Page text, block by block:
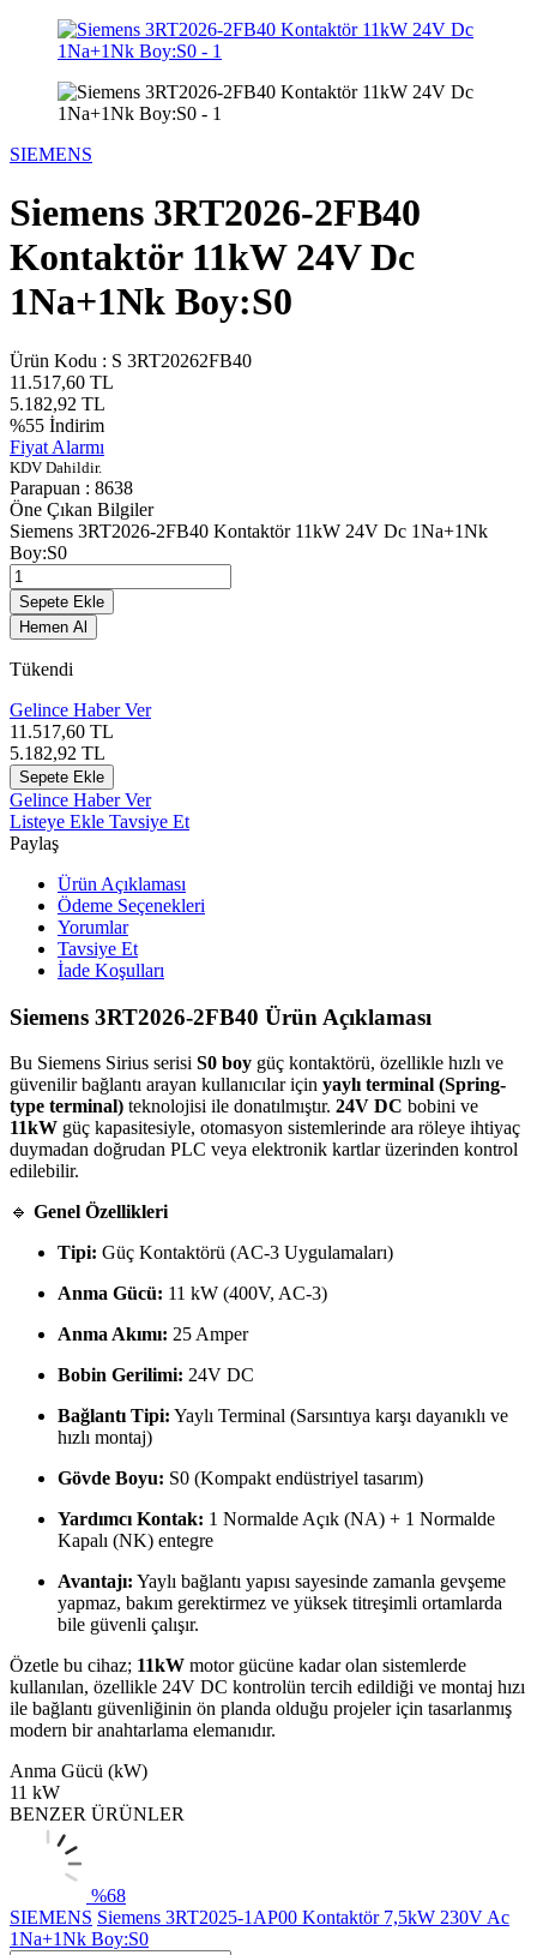
SIEMENS
Siemens 3RT2026-2FB40
Kontaktör 11kW 24V Dc
1Na+1Nk Boy:S0
Ürün Kodu : S 3RT20262FB40
11.517,60 TL
5.182,92 TL
%55 İndirim
Fiyat Alarmı
KDV Dahildir.
Parapuan : 8638
Öne Çıkan Bilgiler
Siemens 3RT2026-2FB40 Kontaktör 11kW 24V Dc 1Na+1Nk
Boy:S0
Sepete Ekle
Hemen Al
Tükendi
Gelince Haber Ver
11.517,60 TL
5.182,92 TL
Sepete Ekle
Gelince Haber Ver
Listeye Ekle Tavsiye Et
Paylaş
Ürün Açıklaması
Ödeme Seçenekleri
Yorumlar
Tavsiye Et
İade Koşulları
Siemens 3RT2026-2FB40 Ürün Açıklaması
Bu Siemens Sirius serisi S0 boy güç kontaktörü, özellikle hızlı ve
güvenilir bağlantı arayan kullanıcılar için yaylı terminal (Spring-
type terminal) teknolojisi ile donatılmıştır. 24V DC bobini ve
11kW güç kapasitesiyle, otomasyon sistemlerinde ara röleye ihtiyaç
duymadan doğrudan PLC veya elektronik kartlar üzerinden kontrol
edilebilir.
🔹 Genel Özellikleri
Tipi: Güç Kontaktörü (AC-3 Uygulamaları)
Anma Gücü: 11 kW (400V, AC-3)
Anma Akımı: 25 Amper
Bobin Gerilimi: 24V DC
Bağlantı Tipi: Yaylı Terminal (Sarsıntıya karşı dayanıklı ve
hızlı montaj)
Gövde Boyu: S0 (Kompakt endüstriyel tasarım)
Yardımcı Kontak: 1 Normalde Açık (NA) + 1 Normalde
Kapalı (NK) entegre
Avantajı: Yaylı bağlantı yapısı sayesinde zamanla gevşeme
yapmaz, bakım gerektirmez ve yüksek titreşimli ortamlarda
bile güvenli çalışır.
Özetle bu cihaz; 11kW motor gücüne kadar olan sistemlerde
kullanılan, özellikle 24V DC kontrolün tercih edildiği ve montaj hızı
ile bağlantı güvenliğinin ön planda olduğu projeler için tasarlanmış
modern bir anahtarlama elemanıdır.
Anma Gücü (kW)
11 kW
BENZER ÜRÜNLER
%68
SIEMENS Siemens 3RT2025-1AP00 Kontaktör 7,5kW 230V Ac
1Na+1Nk Boy:S0